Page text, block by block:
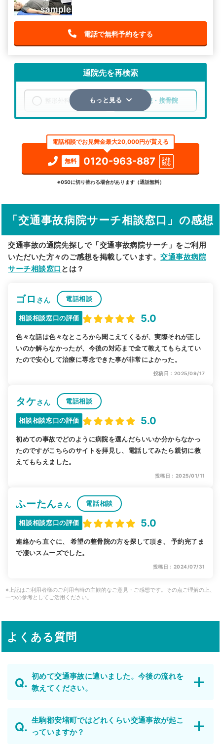
電話で無料予約をする
通院先を再検索
整形外科 整骨院・接骨院
検索する
詳細条件で絞り込む
駅から探す 院名から探す
もっと見る
電話相談でお見舞金最大20,000円が貰える
無料 0120-963-887
24h
対応
※050に切り替わる場合があります（通話無料）
「交通事故病院サーチ相談窓口」の感想
交通事故の通院先探しで「交通事故病院サーチ」をご利用
いただいた方々のご感想を掲載しています。交通事故病院
サーチ相談窓口 とは？
ゴロ さん 電話相談
相談相談窓口の評価 5.0
色々な話は色々なところから聞こえてくるが、実際それが正し
いのか解らなかったが、今後の対応まで全て教えてもらえてい
たので安心して治療に専念できた事が非常によかった。
投稿日：2025/09/17
タケさん 電話相談
相談相談窓口の評価 5.0
初めての事故でどのように病院を選んだらいいか分からなかっ
たのですがこちらのサイトを拝見し、電話してみたら親切に教
えてもらえました。
投稿日：2025/01/11
ふーたんさん 電話相談
相談相談窓口の評価 5.0
連絡から直ぐに、 希望の整骨院の方を探して頂き、 予約完了ま
で凄いスムーズでした。
投稿日：2024/07/31
※上記はご利用者様のご利用当時の主観的なご意見・ご感想です。その点ご理解の上、
一つの参考としてご活用ください。
よくある質問
初めて交通事故に遭いました。今後の流れを
教えてください。
生駒郡安堵町ではどれくらい交通事故が起こ
っていますか？